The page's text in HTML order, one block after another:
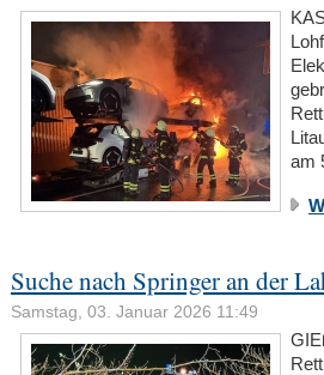
am
Suche nach Springer an der
Samstag, 03. Januar 2026 11:49